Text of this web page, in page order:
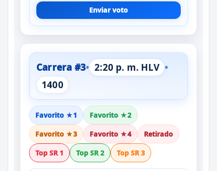
Enviar voto
Carrera #3• 2:20 p. m. HLV •
1400
Favorito ★1 Favorito ★2
Favorito ★3 Favorito ★4 Retirado
Top SR 1 Top SR 2 Top SR 3